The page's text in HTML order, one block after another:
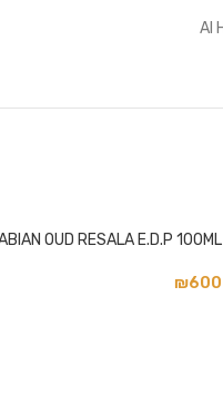
OUD RESALA E.D.P 100ML
₪600